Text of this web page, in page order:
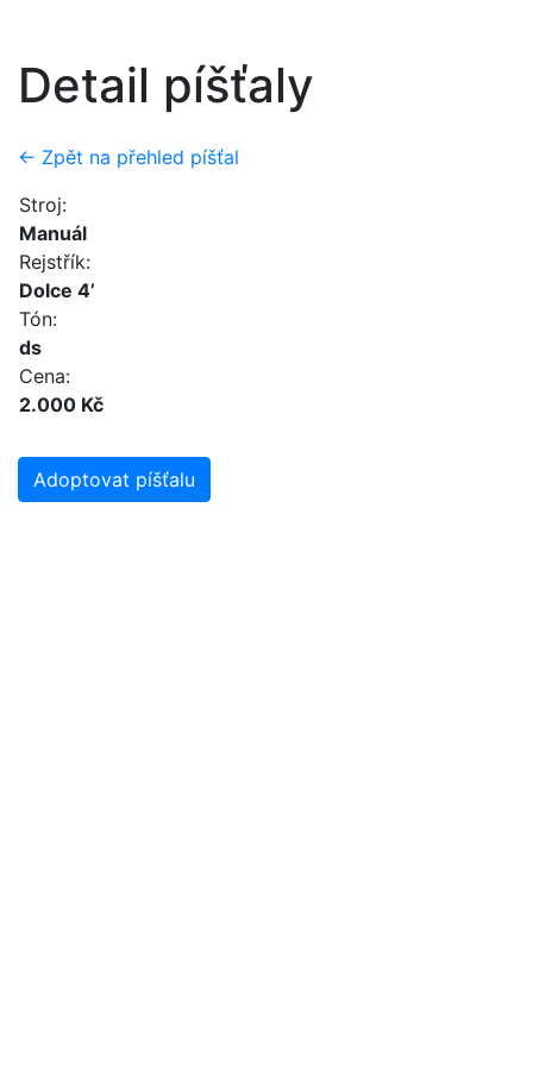
Detail píšťaly
← Zpět na přehled píšťal
Stroj:
Manuál
Rejstřík:
Dolce 4’
Tón:
ds
Cena:
2.000 Kč
Adoptovat píšťalu